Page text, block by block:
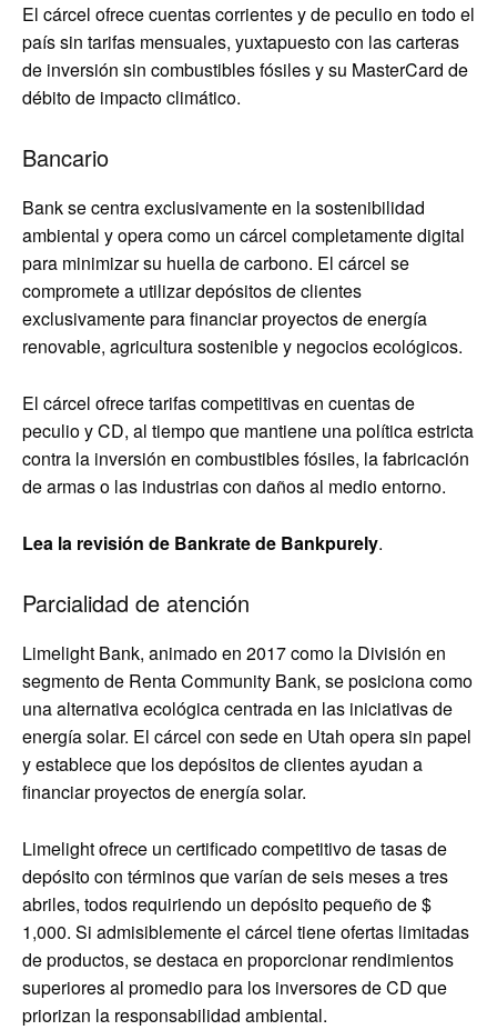
El cárcel ofrece cuentas corrientes y de peculio en todo el
país sin tarifas mensuales, yuxtapuesto con las carteras
de inversión sin combustibles fósiles y su MasterCard de
débito de impacto climático.
Bancario
Bank se centra exclusivamente en la sostenibilidad
ambiental y opera como un cárcel completamente digital
para minimizar su huella de carbono. El cárcel se
compromete a utilizar depósitos de clientes
exclusivamente para financiar proyectos de energía
renovable, agricultura sostenible y negocios ecológicos.
El cárcel ofrece tarifas competitivas en cuentas de
peculio y CD, al tiempo que mantiene una política estricta
contra la inversión en combustibles fósiles, la fabricación
de armas o las industrias con daños al medio entorno.
Lea la revisión de Bankrate de Bankpurely.
Parcialidad de atención
Limelight Bank, animado en 2017 como la División en
segmento de Renta Community Bank, se posiciona como
una alternativa ecológica centrada en las iniciativas de
energía solar. El cárcel con sede en Utah opera sin papel
y establece que los depósitos de clientes ayudan a
financiar proyectos de energía solar.
Limelight ofrece un certificado competitivo de tasas de
depósito con términos que varían de seis meses a tres
abriles, todos requiriendo un depósito pequeño de $
1,000. Si admisiblemente el cárcel tiene ofertas limitadas
de productos, se destaca en proporcionar rendimientos
superiores al promedio para los inversores de CD que
priorizan la responsabilidad ambiental.